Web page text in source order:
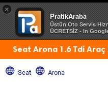
×
PratikAraba
Üstün Oto Servis
ÜCRETSİZ - In
Seat Arona 1.6 Tdi Araç
Seat Arona